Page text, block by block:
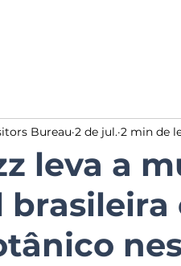
leva a
Bureau 2 de jul. 2 min de